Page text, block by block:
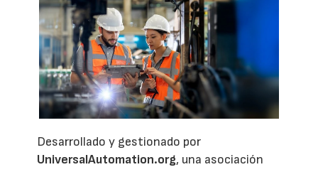
Desarrollado y gestionado por
UniversalAutomation.org, una asociación